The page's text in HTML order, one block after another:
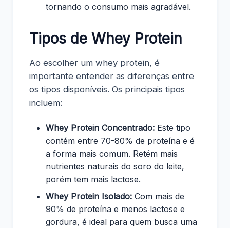
tornando o consumo mais agradável.
Tipos de Whey Protein
Ao escolher um whey protein, é
importante entender as diferenças entre
os tipos disponíveis. Os principais tipos
incluem:
Whey Protein Concentrado: Este tipo
contém entre 70-80% de proteína e é
a forma mais comum. Retém mais
nutrientes naturais do soro do leite,
porém tem mais lactose.
Whey Protein Isolado: Com mais de
90% de proteína e menos lactose e
gordura, é ideal para quem busca uma